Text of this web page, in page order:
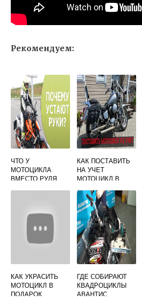
Рекомендуем:
ЧТО У
МОТОЦИКЛА
ВМЕСТО РУЛЯ
КАК ПОСТАВИТЬ
НА УЧЕТ
МОТОЦИКЛ В
КАК УКРАСИТЬ
МОТОЦИКЛ В
ПОДАРОК
ГДЕ СОБИРАЮТ
КВАДРОЦИКЛЫ
АВАНТИС